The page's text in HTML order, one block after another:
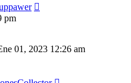
pm
01, 2023 12:26 am